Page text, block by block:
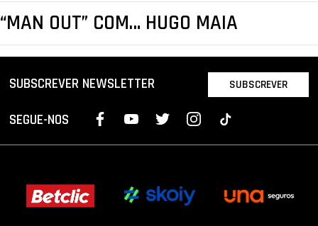
“MAN OUT” COM… HUGO MAIA
SUBSCREVER NEWSLETTER SUBSCREVER
SEGUE-NOS